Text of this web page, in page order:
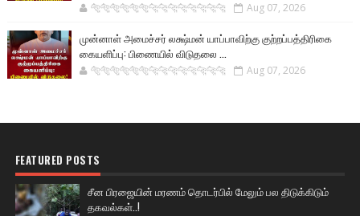
🐅🐅🐅🐅🐅🐅🐆🐆🐆🐆🐆🐆🐆🐆 Aug 07, 2026
முன்னாள் அமைச்சர் லக்ஷ்மன் யாப்பாவிற்கு குற்றப்பத்திரிகை
கையளிப்பு: பிணையில் விடுதலை ...
🐅🐅🐅🐅🐅🐅🐆🐆🐆🐆🐆🐆🐆🐆 Aug 07, 2026
FEATURED POSTS
சீன பிரஜையின் மரணம் தொடர்பில் மேலும் பல திடுக்கிடும்
தகவல்கள்..!